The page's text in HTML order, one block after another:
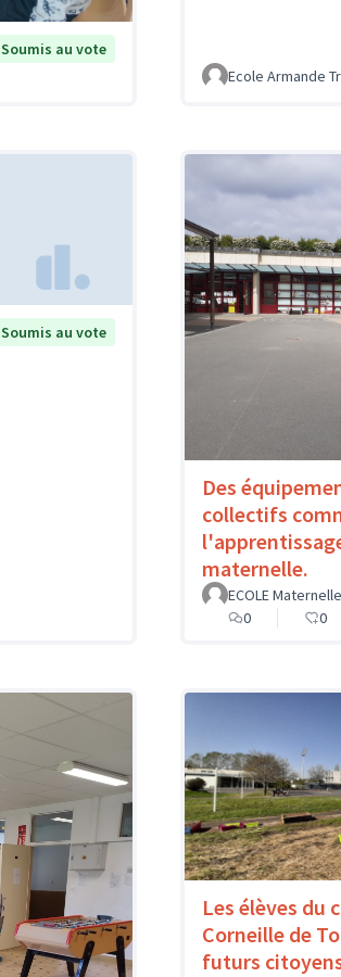
Soumis au vote
Ecole Armande
Soumis au vote
Des
collectifs
maternelle.
ECOLE
0
0
Les élèves du
Corneille de
futurs